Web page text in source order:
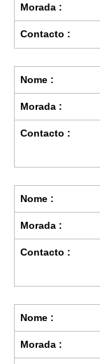
Morada :
Contacto :
Nome :
Morada :
Contacto :
Nome :
Morada :
Contacto :
Nome :
Morada :